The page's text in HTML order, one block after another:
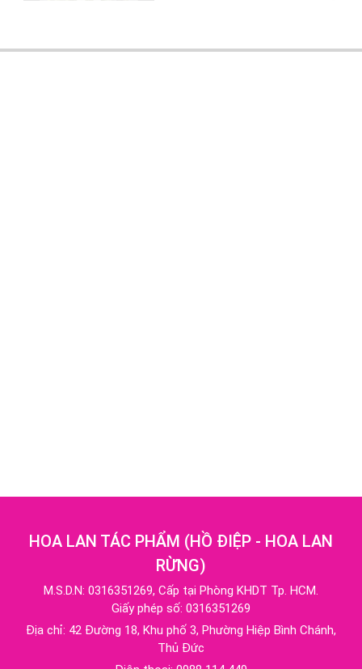
HOA LAN TÁC PHẨM (HỒ ĐIỆP - HOA LAN
RỪNG)
M.S.D.N: 0316351269, Cấp tại Phòng KHDT Tp. HCM.
Giấy phép số: 0316351269
Địa chỉ: 42 Đường 18, Khu phố 3, Phường Hiệp Bình Chánh,
Thủ Đức